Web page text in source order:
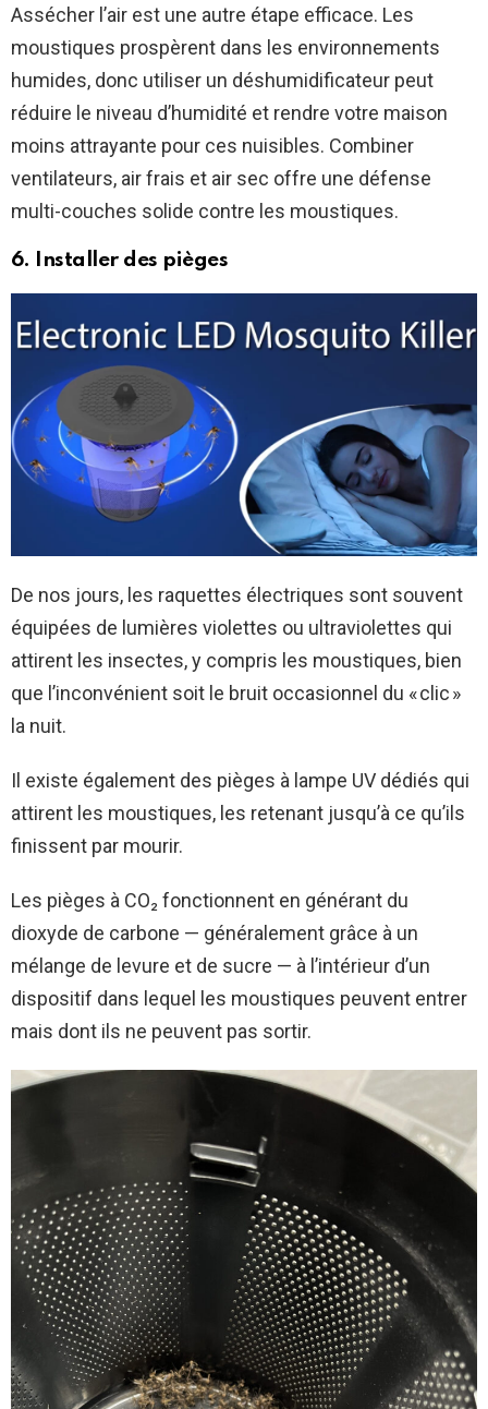
Assécher l’air est une autre étape efficace. Les
moustiques prospèrent dans les environnements
humides, donc utiliser un déshumidificateur peut
réduire le niveau d’humidité et rendre votre maison
moins attrayante pour ces nuisibles. Combiner
ventilateurs, air frais et air sec offre une défense
multi-couches solide contre les moustiques.
6. Installer des pièges
De nos jours, les raquettes électriques sont souvent
équipées de lumières violettes ou ultraviolettes qui
attirent les insectes, y compris les moustiques, bien
que l’inconvénient soit le bruit occasionnel du « clic »
la nuit.
Il existe également des pièges à lampe UV dédiés qui
attirent les moustiques, les retenant jusqu’à ce qu’ils
finissent par mourir.
Les pièges à CO₂ fonctionnent en générant du
dioxyde de carbone — généralement grâce à un
mélange de levure et de sucre — à l’intérieur d’un
dispositif dans lequel les moustiques peuvent entrer
mais dont ils ne peuvent pas sortir.